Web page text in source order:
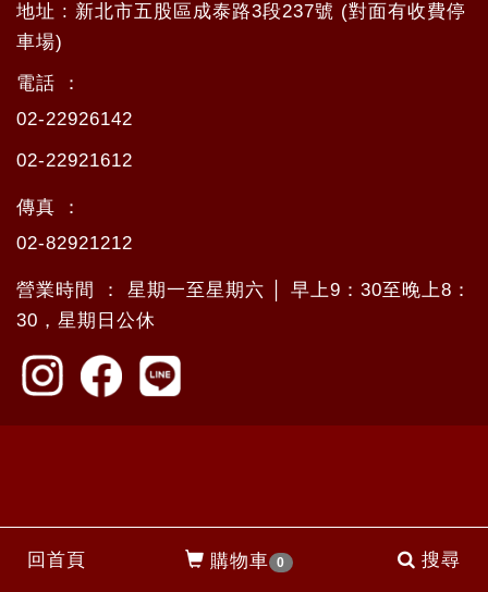
回首頁 購物車 0 搜尋
地址 : 新北市五股區成泰路3段237號 (對面有收費停
車場)
電話 ：
02-22926142
02-22921612
傳真 ：
02-82921212
營業時間 ： 星期一至星期六 │ 早上9：30至晚上8：
30，星期日公休